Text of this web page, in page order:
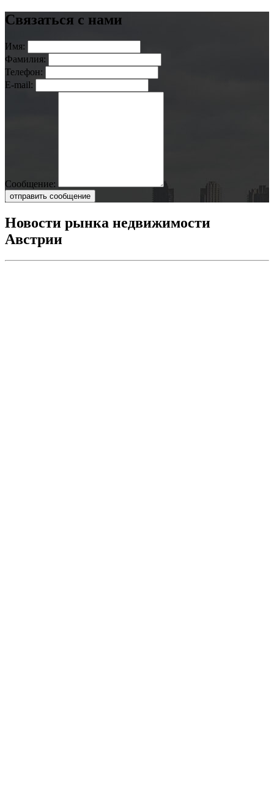
Связаться с нами
Имя:
Фамилия:
Телефон:
E-mail:
Сообщение:
отправить сообщение
Новости рынка недвижимости
Австрии